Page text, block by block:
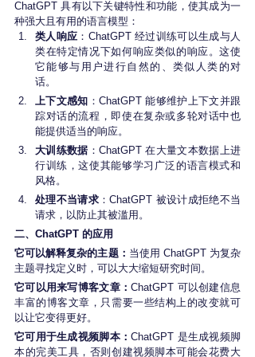
ChatGPT 具有以下关键特性和功能，使其成为一
种强大且有用的语言模型：
类人响应 ：ChatGPT 经过训练可以生成与人
类在特定情况下如何响应类似的响应。这使
它能够与用户进行自然的、类似人类的对
话。
上下文感知 ：ChatGPT 能够维护上下文并跟
踪对话的流程，即使在复杂或多轮对话中也
能提供适当的响应。
大训练数据 ：ChatGPT 在大量文本数据上进
行训练，这使其能够学习广泛的语言模式和
风格。
处理不当请求 ：ChatGPT 被设计成拒绝不当
请求，以防止其被滥用。
二、ChatGPT 的应用
它可以解释复杂的主题： 当使用 ChatGPT 为复杂
主题寻找定义时，可以大大缩短研究时间。
它可以用来写博客文章：ChatGPT 可以创建信息
丰富的博客文章，只需要一些结构上的改变就可
以让它变得更好。
它可用于生成视频脚本：ChatGPT 是生成视频脚
本的完美工具，否则创建视频脚本可能会花费大